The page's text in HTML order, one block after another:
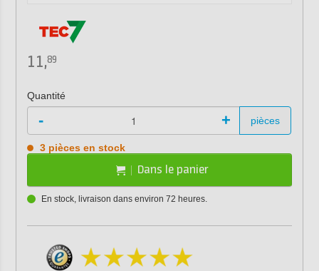
11,89
Quantité
- + pièces
3 pièces en stock
Dans le panier
En stock, livraison dans environ 72 heures.